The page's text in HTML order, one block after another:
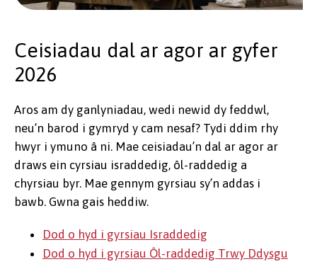
Ceisiadau dal ar agor ar gyfer
2026
Aros am dy ganlyniadau, wedi newid dy feddwl,
neu’n barod i gymryd y cam nesaf? Tydi ddim rhy
hwyr i ymuno â ni. Mae ceisiadau’n dal ar agor ar
draws ein cyrsiau israddedig, ôl-raddedig a
chyrsiau byr. Mae gennym gyrsiau sy’n addas i
bawb. Gwna gais heddiw.
Dod o hyd i gyrsiau Israddedig
Dod o hyd i gyrsiau Ôl-raddedig Trwy Ddysgu